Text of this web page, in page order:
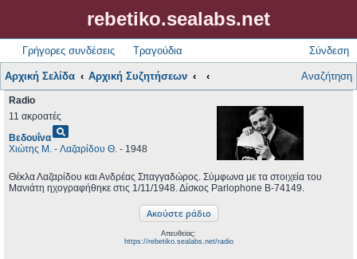
rebetiko.sealabs.net
Γρήγορες συνδέσεις Τραγούδια Σύνδεση
Αρχική Σελίδα Αρχική Συζητήσεων Αναζήτηση
Radio
11 ακροατές
Βεδουΐναpageview
Χιώτης Μ. - Λαζαρίδου Θ. - 1948
Θέκλα Λαζαρίδου και Ανδρέας Σπαγγαδώρος. Σύμφωνα με τα στοιχεία του
Μανιάτη ηχογραφήθηκε στις 1/11/1948. Δίσκος Parlophone B-74149.
Απευθείας:
https://rebetiko.sealabs.net/radio